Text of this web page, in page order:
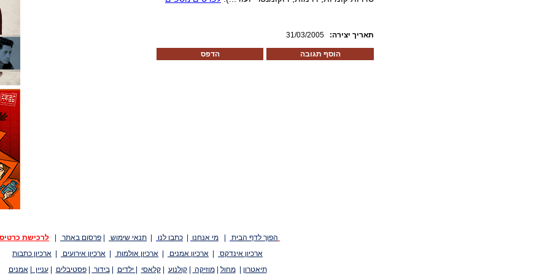
31/03/2005 :תאריך יצירה
הדפס הוסף תגובה
הפוך לדף הבית מי אנחנו כתבו לנו תנאי שימוש פרסום באתר
לרכישת
ארכיון אינדקס
ארכיון אמנים ארכיון אולמות ארכיון אירועים
ארכיון כתבות
תיאטרון
|מחול |מוזיקה |קולנוע |קלאסי ילדים |בידור |פסטיבלים |עניין |אמנים